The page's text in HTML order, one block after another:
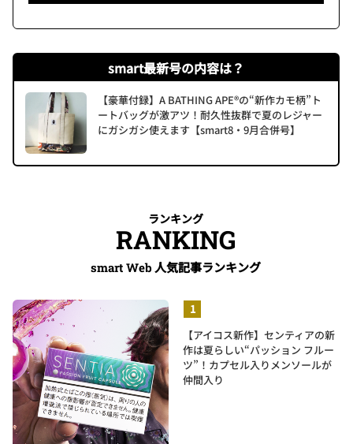
smart最新号の内容は？
【豪華付録】A BATHING APE®の“新作カモ柄”ト
ートバッグが激アツ！耐久性抜群で夏のレジャー
にガシガシ使えます【smart8・9月合併号】
ランキング
RANKING
smart Web 人気記事ランキング
【アイコス新作】センティアの新
作は夏らしい“パッション フルー
ツ”！カプセル入りメンソールが
仲間入り